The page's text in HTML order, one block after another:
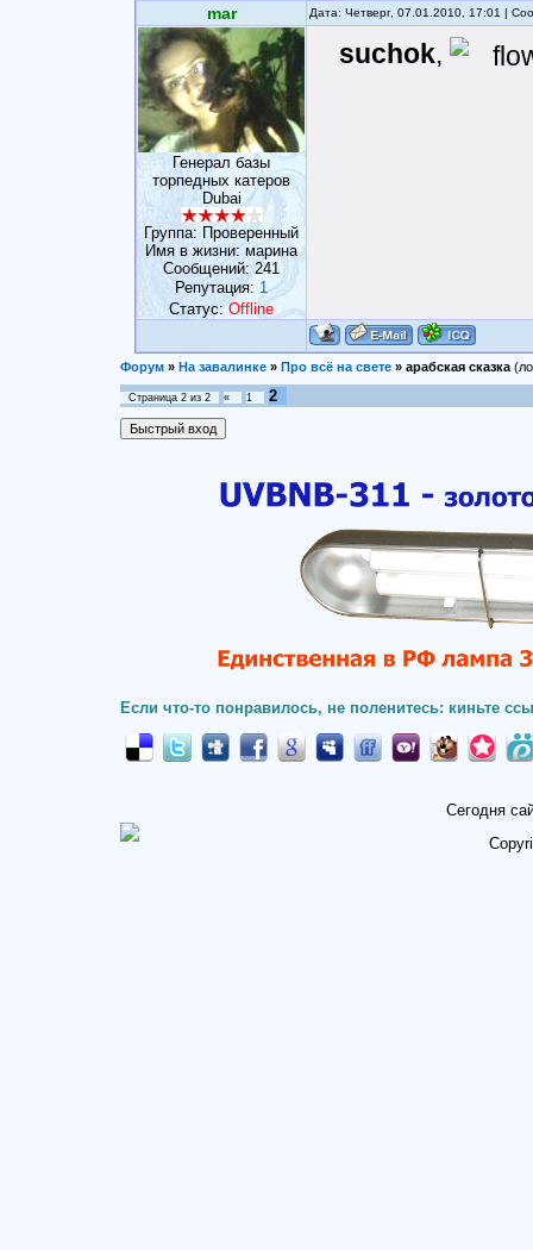
mar Дата: Четверг, 07.01.2010, 17:01 |
Генерал базы
торпедных катеров
Dubai
Группа: Проверенный
Имя в жизни: марина
Сообщений: 241
Репутация: 1
Статус:Offline
suchok,
Форум » На завалинке » Про всё на свете » арабская сказка
Страница 2 из 2 « 1 2
Если что-то понравилось, не поленитесь: киньте
Сегодня